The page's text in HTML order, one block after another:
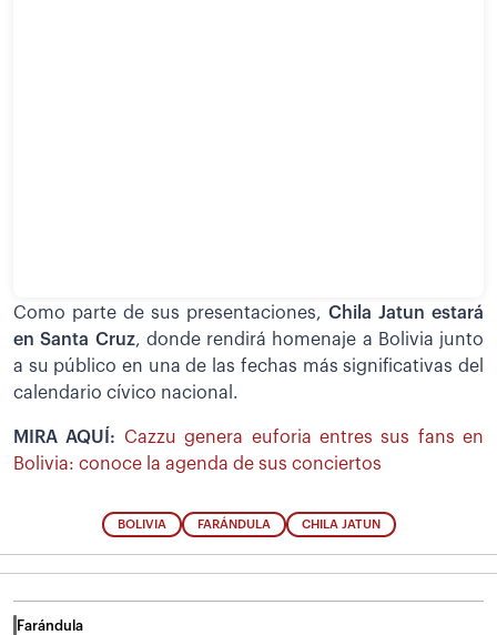
Como parte de sus presentaciones, Chila Jatun estará
en Santa Cruz, donde rendirá homenaje a Bolivia junto
a su público en una de las fechas más significativas del
calendario cívico nacional.
MIRA AQUÍ: Cazzu genera euforia entres sus fans en
Bolivia: conoce la agenda de sus conciertos
BOLIVIA FARÁNDULA CHILA JATUN
Farándula